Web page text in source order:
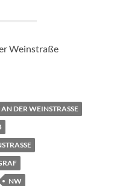
Weinstraße
DER WEINSTRASSE
NW